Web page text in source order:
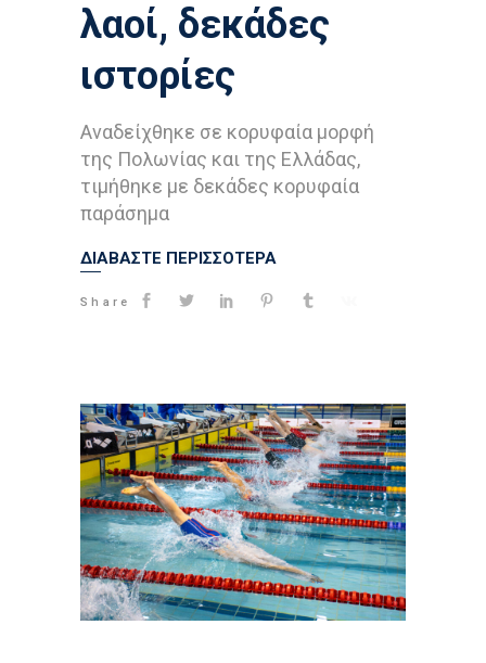
λαοί, δεκάδες
ιστορίες
Αναδείχθηκε σε κορυφαία μορφή
της Πολωνίας και της Ελλάδας,
τιμήθηκε με δεκάδες κορυφαία
παράσημα
ΔΙΑΒΑΣΤΕ ΠΕΡΙΣΣΟΤΕΡΑ
Share